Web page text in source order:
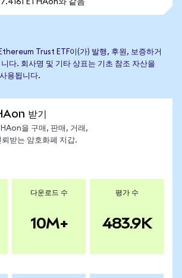
ETHAon와 같음
Trust ETF이(가) 발행, 후원, 보증하거
다. 회사명 및 기타 상표는 기초 참조 자산을
용됩니다.
받기
을 구매, 판매, 거래,
받는 암호화폐 지갑.
다운로드 수
10M+
평가 수
483.9K